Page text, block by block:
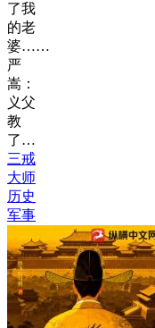
了我
的老
婆……
严
嵩：
义父
教
了…
三戒
大师
历史
军事